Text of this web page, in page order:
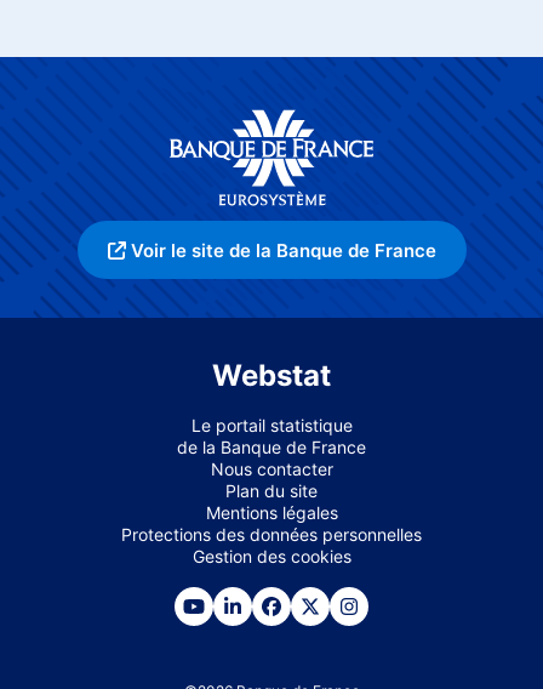
Voir le site de la Banque de France
Webstat
Le portail statistique
de la Banque de France
Nous contacter
Plan du site
Mentions légales
Protections des données personnelles
Gestion des cookies